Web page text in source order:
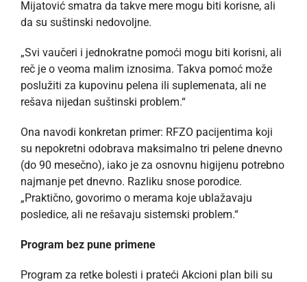
Mijatović smatra da takve mere mogu biti korisne, ali
da su suštinski nedovoljne.
„Svi vaučeri i jednokratne pomoći mogu biti korisni, ali
reč je o veoma malim iznosima. Takva pomoć može
poslužiti za kupovinu pelena ili suplemenata, ali ne
rešava nijedan suštinski problem.“
Ona navodi konkretan primer: RFZO pacijentima koji
su nepokretni odobrava maksimalno tri pelene dnevno
(do 90 mesečno), iako je za osnovnu higijenu potrebno
najmanje pet dnevno. Razliku snose porodice.
„Praktično, govorimo o merama koje ublažavaju
posledice, ali ne rešavaju sistemski problem.“
Program bez pune primene
Program za retke bolesti i prateći Akcioni plan bili su